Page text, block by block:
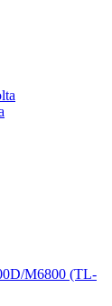
M6800 (TL-